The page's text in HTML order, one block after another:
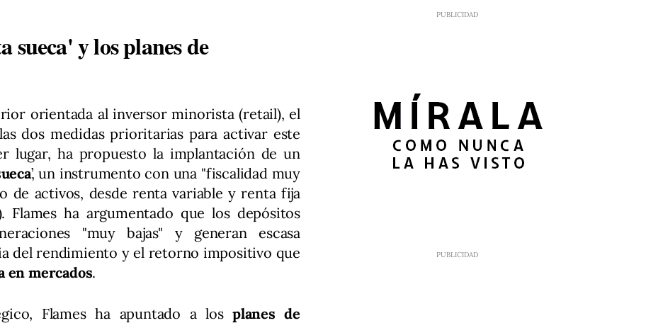
sueca' y los planes de
orientada al inversor minorista (retail), el
dos medidas prioritarias para activar este
lugar, ha propuesto la implantación de un
’, un instrumento con una "fiscalidad muy
de activos, desde renta variable y renta fija
Flames ha argumentado que los depósitos
"muy bajas" y generan escasa
del rendimiento y el retorno impositivo que
mercados.
Flames ha apuntado a los planes de